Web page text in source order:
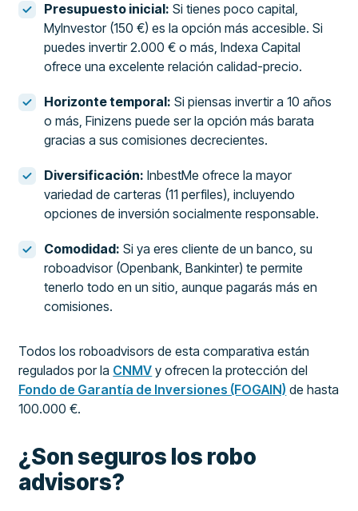
Presupuesto inicial: Si tienes poco capital,
MyInvestor (150 €) es la opción más accesible. Si
puedes invertir 2.000 € o más, Indexa Capital
ofrece una excelente relación calidad-precio.
Horizonte temporal: Si piensas invertir a 10 años
o más, Finizens puede ser la opción más barata
gracias a sus comisiones decrecientes.
Diversificación: InbestMe ofrece la mayor
variedad de carteras (11 perfiles), incluyendo
opciones de inversión socialmente responsable.
Comodidad: Si ya eres cliente de un banco, su
roboadvisor (Openbank, Bankinter) te permite
tenerlo todo en un sitio, aunque pagarás más en
comisiones.
Todos los roboadvisors de esta comparativa están
regulados por la CNMV y ofrecen la protección del
Fondo de Garantía de Inversiones (FOGAIN) de hasta
100.000 €.
¿Son seguros los robo
advisors?